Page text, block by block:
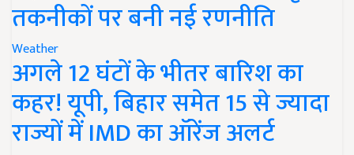
तकनीकों पर बनी नई रणनीति
Weather
अगले 12 घंटों के भीतर बारिश का
कहर! यूपी, बिहार समेत 15 से ज्यादा
राज्यों में IMD का ऑरेंज अलर्ट